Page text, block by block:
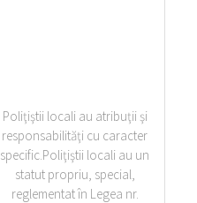
Poliţiştii locali au atribuţii şi
responsabilităţi cu caracter
specific.Poliţiştii locali au un
statut propriu, special,
reglementat în Legea nr.